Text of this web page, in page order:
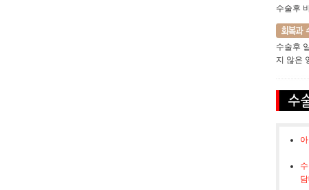
수술후
수술후
지 않은